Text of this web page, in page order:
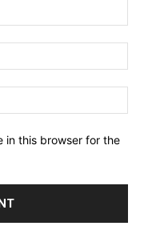
in this browser for the